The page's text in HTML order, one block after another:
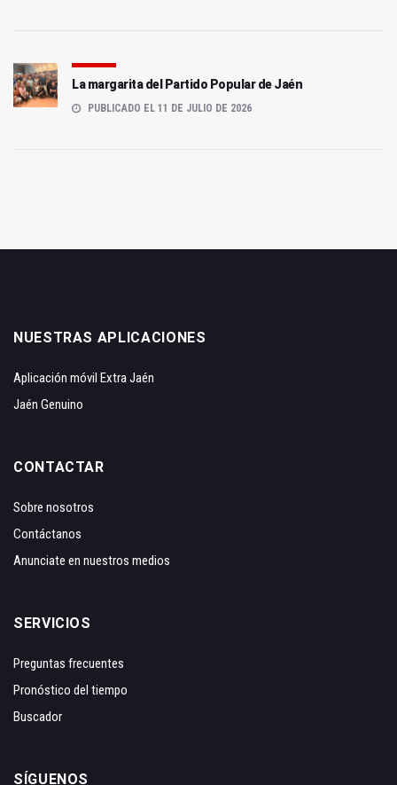
La margarita del Partido Popular de Jaén
PUBLICADO EL 11 DE JULIO DE 2026
NUESTRAS APLICACIONES
Aplicación móvil Extra Jaén
Jaén Genuino
CONTACTAR
Sobre nosotros
Contáctanos
Anunciate en nuestros medios
SERVICIOS
Preguntas frecuentes
Pronóstico del tiempo
Buscador
SÍGUENOS